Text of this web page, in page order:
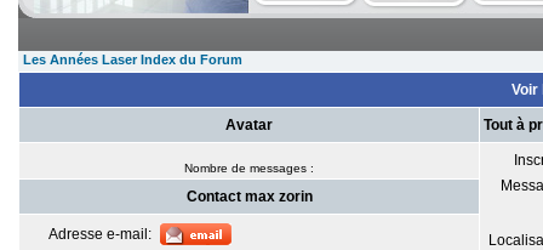
Les Années Laser Index du Forum
Voir
Avatar Tout à
Nombre de messages :
Contact max zorin
Adresse e-mail: